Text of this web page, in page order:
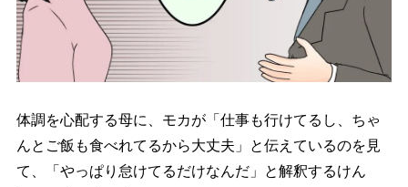
体調を心配する母に、モカが「仕事も行けてるし、ちゃ
んとご飯も食べれてるから大丈夫」と伝えているのを見
て、「やっぱり怠けてるだけなんだ」と解釈するけん